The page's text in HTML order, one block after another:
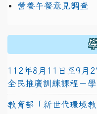
營養午餐意見調查
112年8月11日至9月
全民推廣訓練課程－
教育部「新世代環境